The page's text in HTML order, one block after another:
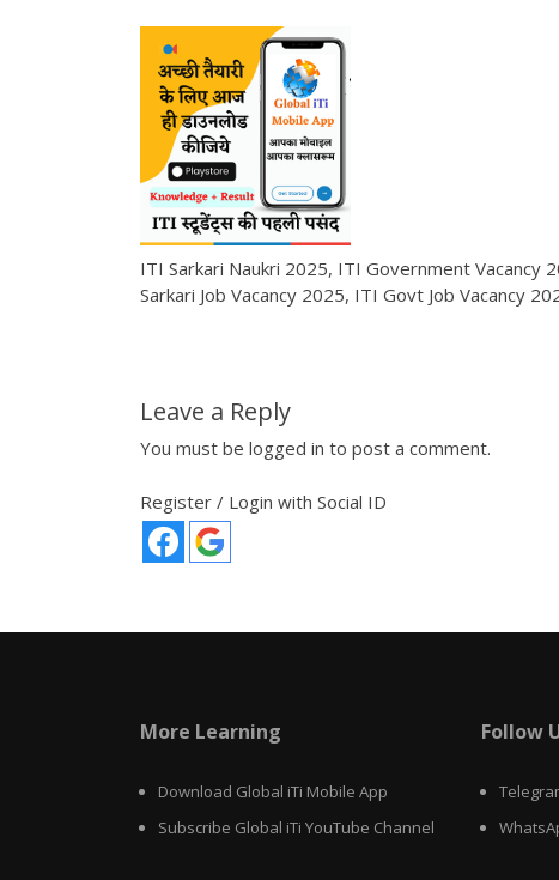
ITI Sarkari Naukri 2025, ITI Government Vacancy
Sarkari Job Vacancy 2025, ITI Govt Job Vacancy
Leave a Reply
You must be logged in to post a comment.
Register / Login with Social ID
More Learning
Download Global iTi Mobile App
Subscribe Global iTi YouTube Channel
Follow